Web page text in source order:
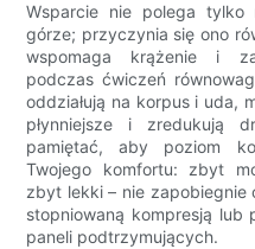
Wsparcie nie polega tylko
górze; przyczynia się ono
wspomaga krążenie i
podczas ćwiczeń
oddziałują na korpus i uda,
płynniejsze i zredukują
pamiętać, aby poziom
Twojego komfortu: zbyt
zbyt lekki – nie zapobiegnie
stopniowaną kompresją lub
paneli podtrzymujących.